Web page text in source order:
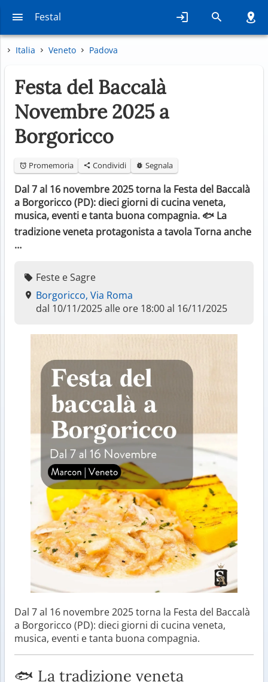
Festal
Italia Veneto Padova
Festa del Baccalà
Novembre 2025 a
Borgoricco
Promemoria Condividi Segnala
Dal 7 al 16 novembre 2025 torna la Festa del Baccalà
a Borgoricco (PD): dieci giorni di cucina veneta,
musica, eventi e tanta buona compagnia. 🐟 La
tradizione veneta protagonista a tavola Torna anche
…
Feste e Sagre
Borgoricco, Via Roma
dal 10/11/2025 alle ore 18:00 al 16/11/2025
Dal 7 al 16 novembre 2025 torna la Festa del Baccalà
a Borgoricco (PD): dieci giorni di cucina veneta,
musica, eventi e tanta buona compagnia.
🐟 La tradizione veneta